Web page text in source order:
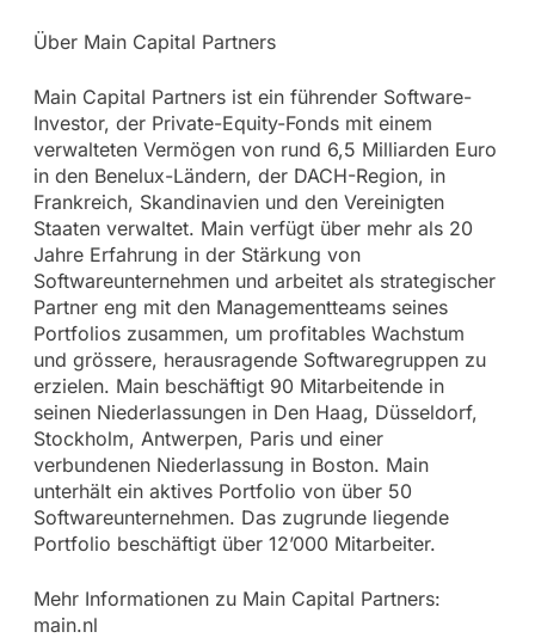
Über Main Capital Partners
Main Capital Partners ist ein führender Software-
Investor, der Private-Equity-Fonds mit einem
verwalteten Vermögen von rund 6,5 Milliarden Euro
in den Benelux-Ländern, der DACH-Region, in
Frankreich, Skandinavien und den Vereinigten
Staaten verwaltet. Main verfügt über mehr als 20
Jahre Erfahrung in der Stärkung von
Softwareunternehmen und arbeitet als strategischer
Partner eng mit den Managementteams seines
Portfolios zusammen, um profitables Wachstum
und grössere, herausragende Softwaregruppen zu
erzielen. Main beschäftigt 90 Mitarbeitende in
seinen Niederlassungen in Den Haag, Düsseldorf,
Stockholm, Antwerpen, Paris und einer
verbundenen Niederlassung in Boston. Main
unterhält ein aktives Portfolio von über 50
Softwareunternehmen. Das zugrunde liegende
Portfolio beschäftigt über 12’000 Mitarbeiter.
Mehr Informationen zu Main Capital Partners:
main.nl